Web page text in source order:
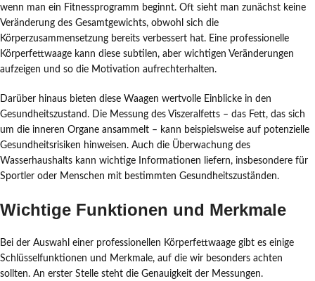
wenn man ein Fitnessprogramm beginnt. Oft sieht man zunächst keine
Veränderung des Gesamtgewichts, obwohl sich die
Körperzusammensetzung bereits verbessert hat. Eine professionelle
Körperfettwaage kann diese subtilen, aber wichtigen Veränderungen
aufzeigen und so die Motivation aufrechterhalten.
Darüber hinaus bieten diese Waagen wertvolle Einblicke in den
Gesundheitszustand. Die Messung des Viszeralfetts – das Fett, das sich
um die inneren Organe ansammelt – kann beispielsweise auf potenzielle
Gesundheitsrisiken hinweisen. Auch die Überwachung des
Wasserhaushalts kann wichtige Informationen liefern, insbesondere für
Sportler oder Menschen mit bestimmten Gesundheitszuständen.
Wichtige Funktionen und Merkmale
Bei der Auswahl einer professionellen Körperfettwaage gibt es einige
Schlüsselfunktionen und Merkmale, auf die wir besonders achten
sollten. An erster Stelle steht die Genauigkeit der Messungen.